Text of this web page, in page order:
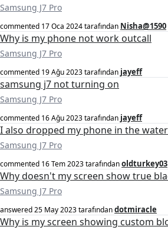
Samsung J7 Pro
commented 17 Oca 2024tarafından Nisha@1590
Why is my phone not work outcall
Samsung J7 Pro
commented 19 Ağu 2023tarafından jayeff
samsung j7 not turning on
Samsung J7 Pro
commented 16 Ağu 2023tarafından jayeff
I also dropped my phone in the
Samsung J7 Pro
commented 16 Tem 2023tarafındanoldturkey03
Why doesn't my screen show true
Samsung J7 Pro
answered25 May 2023tarafındandotmiracle
Why is my screen showing custom